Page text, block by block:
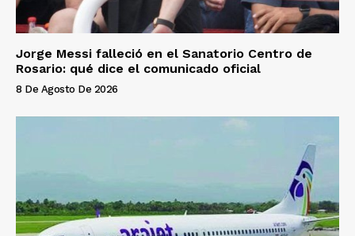
Jorge Messi falleció en el Sanatorio Centro de
Rosario: qué dice el comunicado oficial
8 De Agosto De 2026